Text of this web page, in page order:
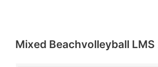
Mixed Beachvolleyball LMS